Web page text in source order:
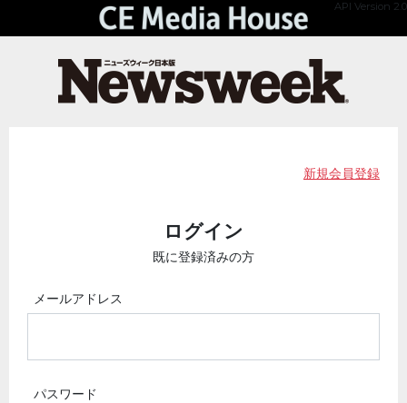
API Version 2.0
新規会員登録
ログイン
既に登録済みの方
メールアドレス
パスワード